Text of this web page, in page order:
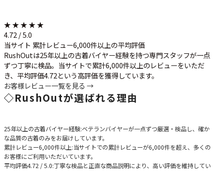
★ ★ ★ ★ ★
4.72 / 5.0
当サイト 累計レビュー6,000件以上の平均評価
RushOutは25年以上の古着バイヤー経験を持つ専門スタッフが一点
ずつ丁寧に検品。当サイトで累計6,000件以上のレビューをいただ
き、平均評価4.72という高評価を獲得しています。
お客様レビュー一覧を見る →
◇RushOutが選ばれる理由
25年以上の古着バイヤー経験:ベテランバイヤーが一点ずつ厳選・検品し、確か
な品質の古着のみをお届けしています。
累計レビュー6,000件以上:当サイトでの累計レビューが6,000件を超え、多くの
お客様にご利用いただいています。
平均評価4.72 / 5.0:丁寧な検品と正直な商品説明により、高い評価を維持してい